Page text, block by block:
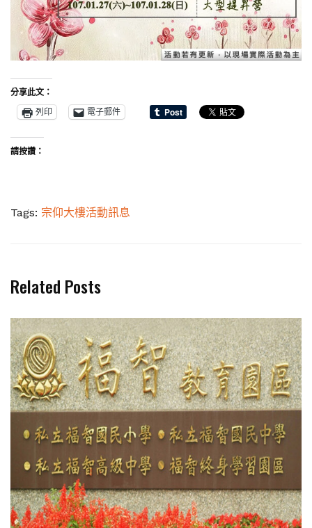
分享此文：
列印
電子郵件
請按讚：
Tags: 宗仰大樓活動訊息
Related Posts